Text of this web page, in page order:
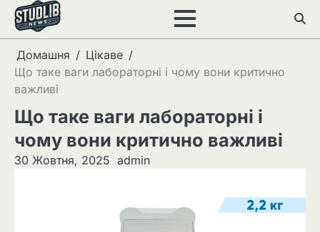
Перейти
вмісту
Домашня
Цікаве
Що таке ваги лабораторні і чому вони критично
важливі
Що таке ваги лабораторні і
чому вони критично важливі
30 Жовтня, 2025 admin